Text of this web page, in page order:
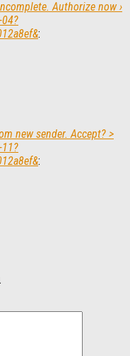
Authorize now ›
:
new sender. Accept? >
: